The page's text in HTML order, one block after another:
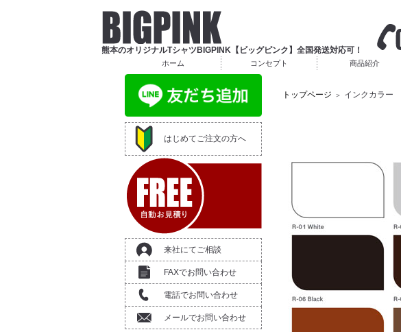
熊本のオリジナルTシャツBIGPINK【ビッグピンク】全国発送対応可！
ホーム コンセプト 商品紹介
はじめてご注文の方へ
来社にてご相談
FAXでお問い合わせ
電話でお問い合わせ
メールでお問い合わせ
トップページ インクカラー